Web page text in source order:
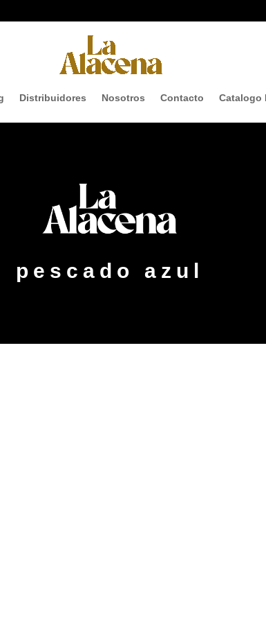
Distribuidores Nosotros Contacto Catalogo
pescado azul